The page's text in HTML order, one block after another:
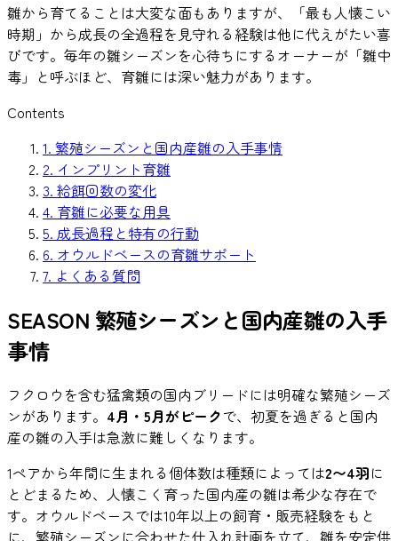
雛から育てることは大変な面もありますが、「最も人懐こい
時期」から成長の全過程を見守れる経験は他に代えがたい喜
びです。毎年の雛シーズンを心待ちにするオーナーが「雛中
毒」と呼ぶほど、育雛には深い魅力があります。
Contents
1. 繁殖シーズンと国内産雛の入手事情
2. インプリント育雛
3. 給餌回数の変化
4. 育雛に必要な用具
5. 成長過程と特有の行動
6. オウルドベースの育雛サポート
7. よくある質問
SEASON 繁殖シーズンと国内産雛の入手
事情
フクロウを含む猛禽類の国内ブリードには明確な繁殖シーズ
ンがあります。 4月・5月がピークで、初夏を過ぎると国内
産の雛の入手は急激に難しくなります。
1ペアから年間に生まれる個体数は種類によっては2〜4羽に
とどまるため、人懐こく育った国内産の雛は希少な存在で
す。オウルドベースでは10年以上の飼育・販売経験をもと
に、繁殖シーズンに合わせた仕入れ計画を立て、雛を安定供